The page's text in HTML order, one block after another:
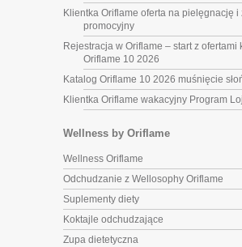
Klientka Oriflame oferta na pielęgnację i
promocyjny
Rejestracja w Oriflame – start z ofertami
Oriflame 10 2026
Katalog Oriflame 10 2026 muśnięcie
Klientka Oriflame wakacyjny Program
Wellness by Oriflame
Wellness Oriflame
Odchudzanie z Wellosophy Oriflame
Suplementy diety
Koktajle odchudzające
Zupa dietetyczna